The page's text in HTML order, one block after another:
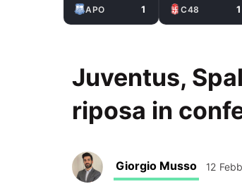
APO 1 C48 1
Juventus,
riposa in
Giorgio Musso 12